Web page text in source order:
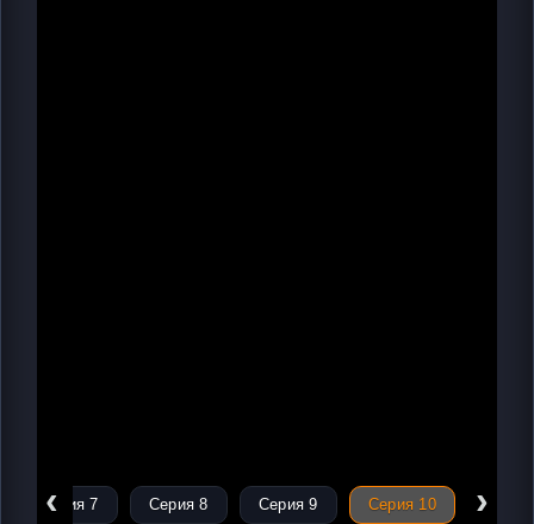
‹
Серия 7 Серия 8 Серия 9 Серия 10 ›